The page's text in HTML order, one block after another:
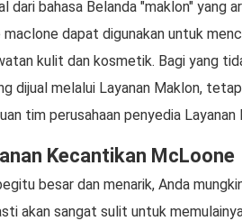
dari bahasa Belanda "maklon" yang
dapat digunakan untuk
kulit dan kosmetik. Bagi yang
dijual melalui Layanan Maklon,
tim perusahaan penyedia Layanan
Kecantikan McLoone
besar dan menarik, Anda
akan sangat sulit untuk